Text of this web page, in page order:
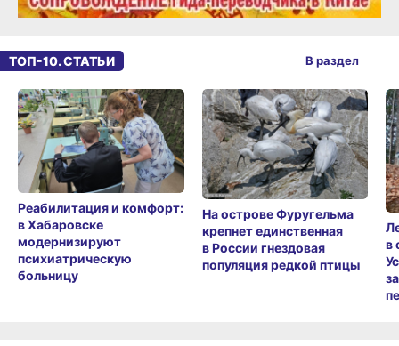
ТОП-10. СТАТЬИ
Реабилитация и комфорт:
в Хабаровске
модернизируют
психиатрическую
больницу
На острове Фуругельма
крепнет единственная
в России гнездовая
популяция редкой птицы
в
В раздел